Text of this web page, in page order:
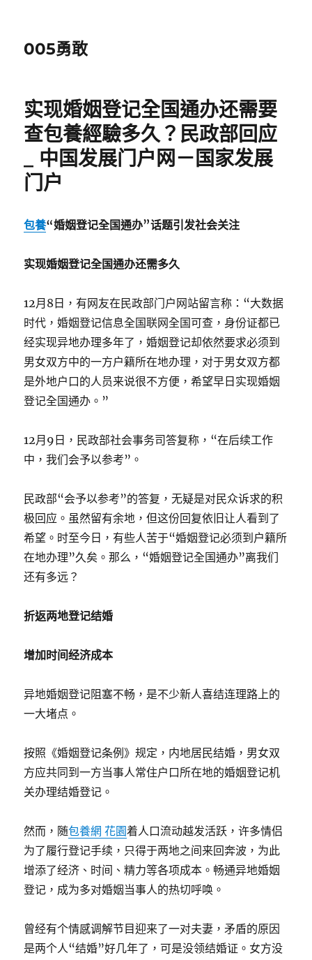
005勇敢
实现婚姻登记全国通办还需要
查包養經驗多久？民政部回应
_ 中国发展门户网－国家发展
门户
包養“婚姻登记全国通办”话题引发社会关注
实现婚姻登记全国通办还需多久
12月8日，有网友在民政部门户网站留言称：“大数据
时代，婚姻登记信息全国联网全国可查，身份证都已
经实现异地办理多年了，婚姻登记却依然要求必须到
男女双方中的一方户籍所在地办理，对于男女双方都
是外地户口的人员来说很不方便，希望早日实现婚姻
登记全国通办。”
12月9日，民政部社会事务司答复称，“在后续工作
中，我们会予以参考”。
民政部“会予以参考”的答复，无疑是对民众诉求的积
极回应。虽然留有余地，但这份回复依旧让人看到了
希望。时至今日，有些人苦于“婚姻登记必须到户籍所
在地办理”久矣。那么，“婚姻登记全国通办”离我们
还有多远？
折返两地登记结婚
增加时间经济成本
异地婚姻登记阻塞不畅，是不少新人喜结连理路上的
一大堵点。
按照《婚姻登记条例》规定，内地居民结婚，男女双
方应共同到一方当事人常住户口所在地的婚姻登记机
关办理结婚登记。
然而，随包養網 花園着人口流动越发活跃，许多情侣
为了履行登记手续，只得于两地之间来回奔波，为此
增添了经济、时间、精力等各项成本。畅通异地婚姻
登记，成为多对婚姻当事人的热切呼唤。
曾经有个情感调解节目迎来了一对夫妻，矛盾的原因
是两个人“结婚”好几年了，可是没领结婚证。女方没